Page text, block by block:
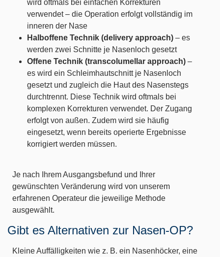
wird oftmals bei einfachen Korrekturen
verwendet – die Operation erfolgt vollständig im
inneren der Nase
Halboffene Technik (delivery approach) – es
werden zwei Schnitte je Nasenloch gesetzt
Offene Technik (transcolumellar approach) –
es wird ein Schleimhautschnitt je Nasenloch
gesetzt und zugleich die Haut des Nasenstegs
durchtrennt. Diese Technik wird oftmals bei
komplexen Korrekturen verwendet. Der Zugang
erfolgt von außen. Zudem wird sie häufig
eingesetzt, wenn bereits operierte Ergebnisse
korrigiert werden müssen.
Je nach Ihrem Ausgangsbefund und Ihrer
gewünschten Veränderung wird von unserem
erfahrenen Operateur die jeweilige Methode
ausgewählt.
Gibt es Alternativen zur Nasen-OP?
Kleine Auffälligkeiten wie z. B. ein Nasenhöcker, eine